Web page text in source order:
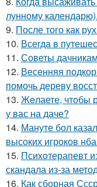
лунному календарю).
9. После того как
10. Всегда в
11. Советы
12. Весенняя
помочь дереву
13. Жeлаете, чтобы
у вас на даче?
14. Мануте бол
высоких игроков
15. Психотерапевт
скандала из-за
16. Как сборная